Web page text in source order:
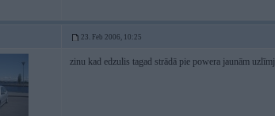
23. Feb 2006, 10:25
zinu kad edzulis tagad strādā pie powera jaunām